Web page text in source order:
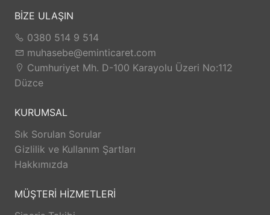
BİZE ULAŞIN
0380 514 9 514
muhasebe@eminticaret.com
Cumhuriyet Mh. D-100 Karayolu Üzeri No:112
Düzce
KURUMSAL
Sık Sorulan Sorular
Gizlilik ve Kullanım Şartları
Hakkımızda
MÜŞTERİ HİZMETLERİ